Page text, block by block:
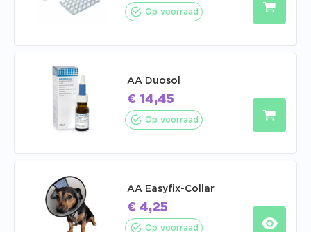
Op voorraad
AA Duosol
€ 14,45
Op voorraad
AA Easyfix-Collar
€ 4,25
Op voorraad